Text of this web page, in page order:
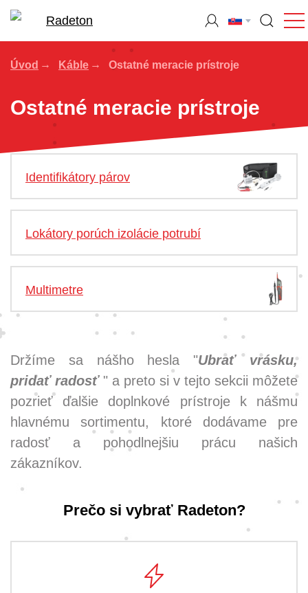
Úvod Káble Ostatné meracie prístroje
Ostatné meracie prístroje
Identifikátory párov
Lokátory porúch izolácie potrubí
Multimetre
Držíme sa nášho hesla "Ubrať vrásku,
pridať radosť" a preto si v tejto sekcii môžete
pozrieť ďalšie doplnkové prístroje k nášmu
hlavnému sortimentu, ktoré dodávame pre
radosť a pohodlnejšiu prácu našich
zákazníkov.
Prečo si vybrať Radeton?